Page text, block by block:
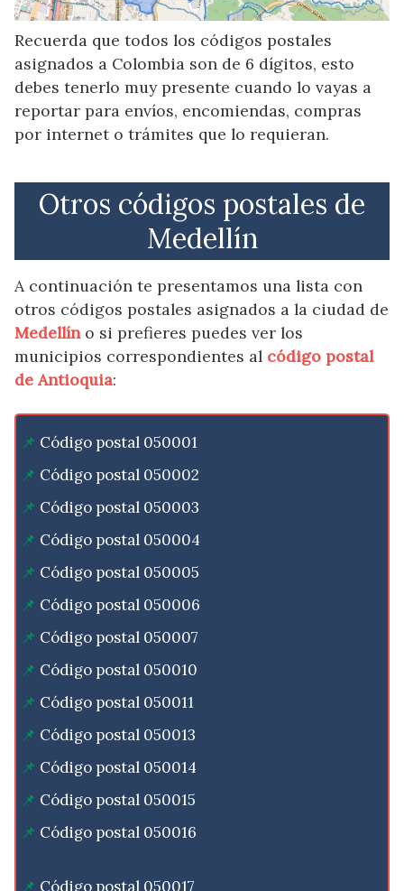
Recuerda que todos los códigos postales
asignados a Colombia son de 6 dígitos, esto
debes tenerlo muy presente cuando lo vayas a
reportar para envíos, encomiendas, compras
por internet o trámites que lo requieran.
Otros códigos postales de
Medellín
A continuación te presentamos una lista con
otros códigos postales asignados a la ciudad de
Medellíno si prefieres puedes ver los
municipios correspondientes al código postal
de Antioquia:
Código postal 050001
Código postal 050002
Código postal 050003
Código postal 050004
Código postal 050005
Código postal 050006
Código postal 050007
Código postal 050010
Código postal 050011
Código postal 050013
Código postal 050014
Código postal 050015
Código postal 050016
Código postal 050017